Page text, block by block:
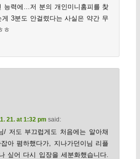
능력에…저 분의 개인미니홈피를 찾
게 3분도 안걸렸다는 사실은 약간 무
ㅎ
21. at 1:32 pm said:
/ 저도 부끄럽게도 처음에는 알아채
아 폄하했다가, 지나가던이님 리플
싶어 다시 입장을 세분화했습니다.